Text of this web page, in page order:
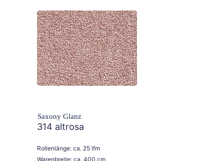
314 altrosa
Rollenlänge: ca. 25 lfm
Warenbreite: ca. 400 cm
Saxony Glanz